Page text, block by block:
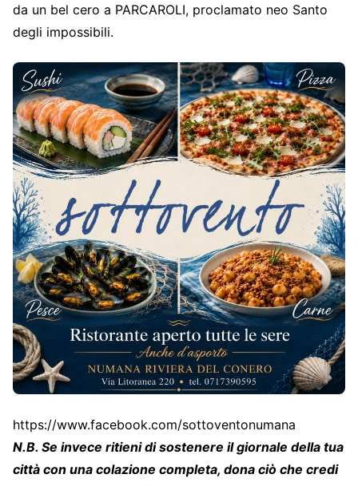
da un bel cero a PARCAROLI, proclamato neo Santo
degli impossibili.
https://www.facebook.com/sottoventonumana
N.B. Se invece ritieni di sostenere il giornale della tua
città con una colazione completa, dona ciò che credi